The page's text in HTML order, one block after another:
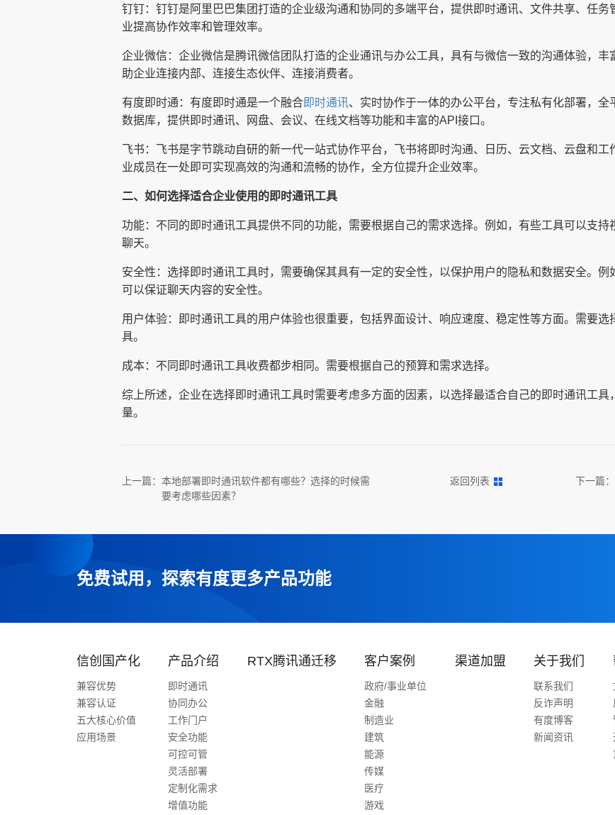
钉钉：钉钉是阿里巴巴集团打造的企业级沟通和协同的多端平台，提供即时通讯、文件共享、任
业提高协作效率和管理效率。
企业微信：企业微信是腾讯微信团队打造的企业通讯与办公工具，具有与微信一致的沟通体验，
助企业连接内部、连接生态伙伴、连接消费者。
有度即时通：有度即时通是一个融合即时通讯、实时协作于一体的办公平台，专注私有化部署，
数据库，提供即时通讯、网盘、会议、在线文档等功能和丰富的API接口。
飞书：飞书是字节跳动自研的新一代一站式协作平台，飞书将即时沟通、日历、云文档、云盘和
业成员在一处即可实现高效的沟通和流畅的协作，全方位提升企业效率。
二、如何选择适合企业使用的即时通讯工具
功能：不同的即时通讯工具提供不同的功能，需要根据自己的需求选择。例如，有些工具可以支
聊天。
安全性：选择即时通讯工具时，需要确保其具有一定的安全性，以保护用户的隐私和数据安全。例
可以保证聊天内容的安全性。
用户体验：即时通讯工具的用户体验也很重要，包括界面设计、响应速度、稳定性等方面。需要
具。
成本：不同即时通讯工具收费都步相同。需要根据自己的预算和需求选择。
综上所述，企业在选择即时通讯工具时需要考虑多方面的因素，以选择最适合自己的即时通讯工
量。
上一篇： 本地部署即时通讯软件都有哪些？选择的时候需
要考虑哪些因素？
返回列表 下一篇：
免费试用，探索有度更多产品功能
信创国产化
兼容优势
兼容认证
五大核心价值
应用场景
产品介绍
即时通讯
协同办公
工作门户
安全功能
可控可管
灵活部署
定制化需求
增值功能
RTX腾讯通迁移 客户案例
政府/事业单位
金融
制造业
建筑
能源
传媒
医疗
游戏
渠道加盟 关于我们
联系我们
反诈声明
有度博客
新闻资讯